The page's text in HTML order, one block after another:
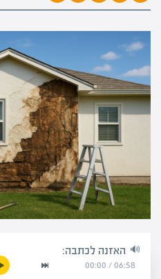
האזנה לכתבה:
06:58
/
00:00